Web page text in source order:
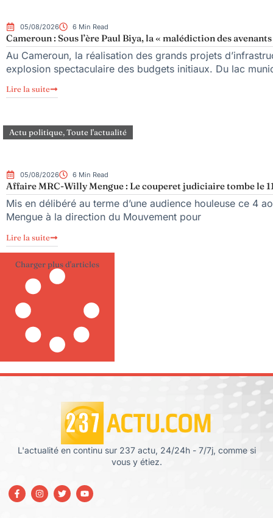
05/08/2026 6 Min Read
Cameroun : Sous l’ère Paul Biya, la « malédiction des
Au Cameroun, la réalisation des grands projets
explosion spectaculaire des budgets initiaux. Du lac
Lire la suite
Actu politique,Toute l'actualité
05/08/2026 6 Min Read
Affaire MRC-Willy Mengue : Le couperet judiciaire tombe le
Mis en délibéré au terme d’une audience houleuse ce 4
Mengue à la direction du Mouvement pour
Lire la suite
Charger plus d'articles
L'actualité en continu sur 237 actu, 24/24h - 7/7j, comme si
vous y étiez.